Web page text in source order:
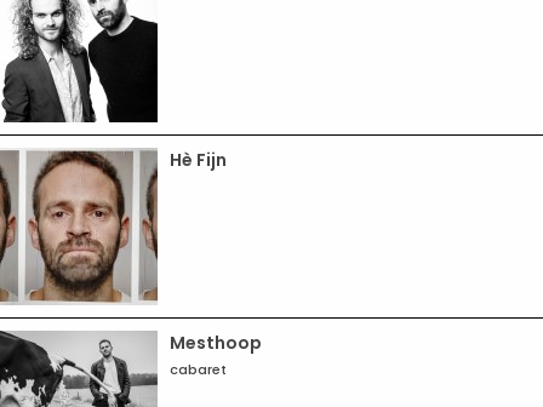
Hè Fijn
Mesthoop
cabaret